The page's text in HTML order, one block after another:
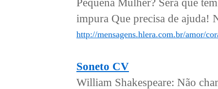
Pequena Mulher? Será que
impura Que precisa de ajuda!
http://mensagens.hlera.com.br/amor/
Soneto CV
William Shakespeare: Não